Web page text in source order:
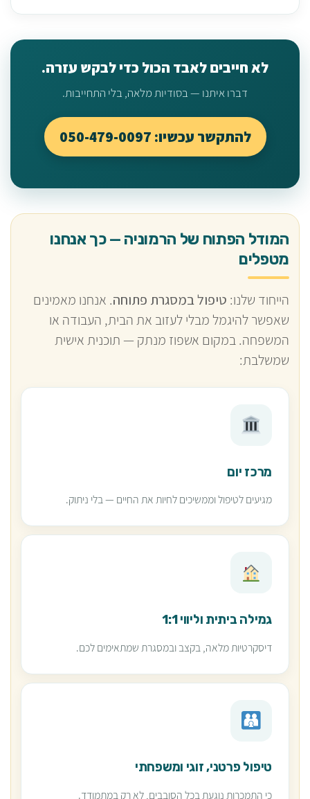
לא חייבים לאבד הכול כדי לבקש עזרה.
דברו איתנו — בסודיות מלאה, בלי התחייבות.
להתקשר עכשיו: 050-479-0097
המודל הפתוח של הרמוניה — כך אנחנו
מטפלים
הייחוד שלנו: טיפול במסגרת פתוחה. אנחנו מאמינים
שאפשר להיגמל מבלי לעזוב את הבית, העבודה או
המשפחה. במקום אשפוז מנתק — תוכנית אישית
שמשלבת:
מרכז יום
מגיעים לטיפול וממשיכים לחיות את החיים — בלי ניתוק.
גמילה ביתית וליווי 1:1
דיסקרטיות מלאה, בקצב ובמסגרת שמתאימים לכם.
טיפול פרטני, זוגי ומשפחתי
כי התמכרות נוגעת בכל הסובבים, לא רק במתמודד.